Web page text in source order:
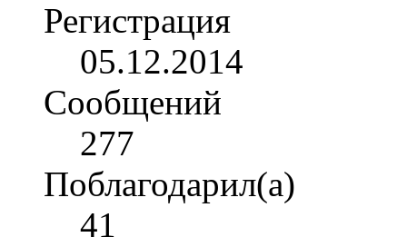
Регистрация
05.12.2014
Сообщений
277
Поблагодарил(а)
41